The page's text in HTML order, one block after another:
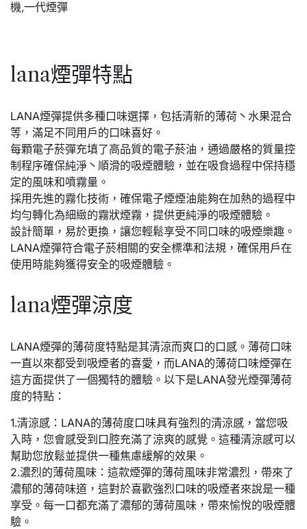
lana煙彈特點
LANA煙彈提供多種口味選擇，包括清新的薄荷丶水果混合
等，滿足不同用戶的口味喜好。
每顆電子菸彈充填了高品質的電子菸油，通過嚴格的質量控
制程序確保純淨丶順滑的吸煙體驗，並在吸食過程中保持穩
定的風味和噴霧量。
採用先進的霧化技術，確保電子煙煙油能夠在加熱的過程中
均勻轉化為細緻的霧狀煙霧，提供更純淨的吸煙體驗。
設計簡單，易於更換，讓您輕鬆享受不同口味的吸煙樂趣。
LANA煙彈符合電子菸相關的安全標準和法規，確保用戶在
使用時能夠獲得安全的吸煙體驗。
lana煙彈涼度
LANA煙彈的薄荷度特點是其清涼而爽口的口感。薄荷口味
一直以來都受到吸煙者的喜愛，而LANA的薄荷口味煙彈在
這方面提供了一個獨特的體驗。以下是LANA發光煙彈薄荷
度的特點：
1.清涼感：LANA的薄荷度口味具有強烈的清涼感，當您吸
入時，您會感受到口腔充滿了涼爽的感覺。這種清涼感可以
幫助您放鬆並提供一種焦慮緩解的效果。
2.濃烈的薄荷風味：這款煙彈的薄荷風味非常濃烈，帶來了
濃郁的薄荷味道，這對於喜歡強烈口味的吸煙者來說是一種
享受。每一口都充滿了濃郁的薄荷風味，帶來愉悅的吸煙體
驗。